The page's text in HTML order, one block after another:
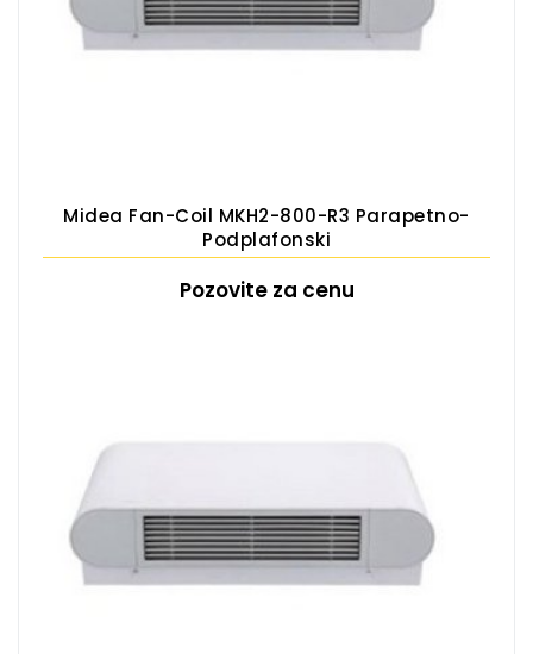
Midea Fan-Coil MKH2-800-R3 Parapetno-
Podplafonski
Pozovite za cenu